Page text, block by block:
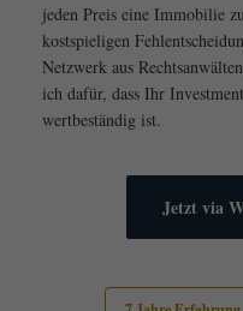
jeden Preis eine Immobilie
kostspieligen
Netzwerk aus
ich dafür, dass Ihr
wertbeständig ist.
Jetzt via